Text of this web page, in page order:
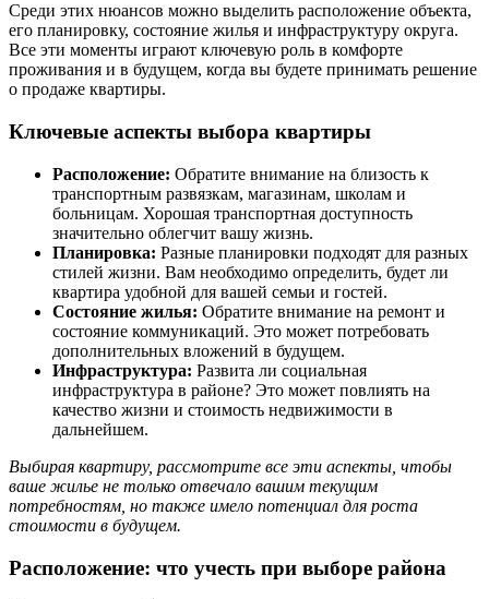
Среди этих нюансов можно выделить расположение объекта,
его планировку, состояние жилья и инфраструктуру округа.
Все эти моменты играют ключевую роль в комфорте
проживания и в будущем, когда вы будете принимать решение
о продаже квартиры.
Ключевые аспекты выбора квартиры
Расположение: Обратите внимание на близость к
транспортным развязкам, магазинам, школам и
больницам. Хорошая транспортная доступность
значительно облегчит вашу жизнь.
Планировка: Разные планировки подходят для разных
стилей жизни. Вам необходимо определить, будет ли
квартира удобной для вашей семьи и гостей.
Состояние жилья: Обратите внимание на ремонт и
состояние коммуникаций. Это может потребовать
дополнительных вложений в будущем.
Инфраструктура: Развита ли социальная
инфраструктура в районе? Это может повлиять на
качество жизни и стоимость недвижимости в
дальнейшем.
Выбирая квартиру, рассмотрите все эти аспекты, чтобы
ваше жилье не только отвечало вашим текущим
потребностям, но также имело потенциал для роста
стоимости в будущем.
Расположение: что учесть при выборе района